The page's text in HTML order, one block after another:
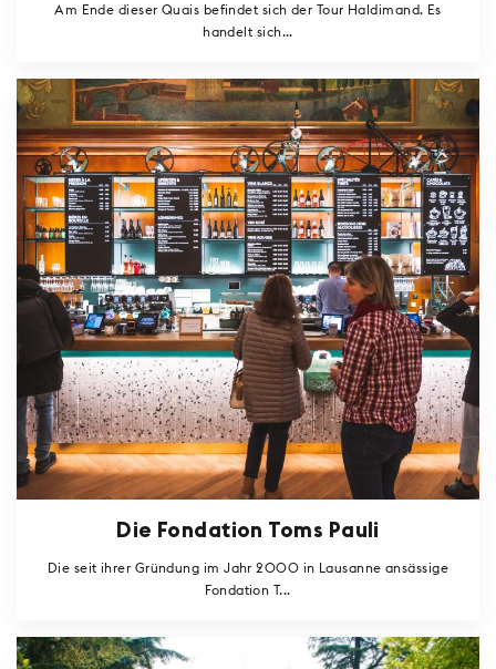
Am Ende dieser Quais befindet sich der Tour Haldimand. Es
handelt sich...
Die Fondation Toms Pauli
Die seit ihrer Gründung im Jahr 2000 in Lausanne ansässige
Fondation T...